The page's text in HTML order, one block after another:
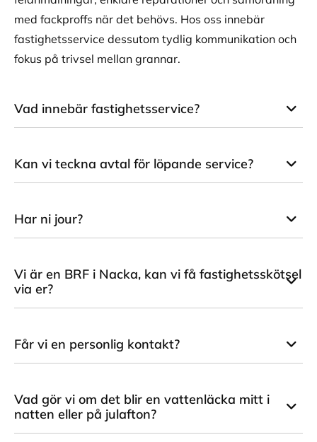
med fackproffs när det behövs. Hos oss innebär
fastighetsservice dessutom tydlig kommunikation och
fokus på trivsel mellan grannar.
Vad innebär fastighetsservice?
Kan vi teckna avtal för löpande service?
Har ni jour?
Vi är en BRF i Nacka, kan vi få fastighetsskötsel
via er?
Får vi en personlig kontakt?
Vad gör vi om det blir en vattenläcka mitt i
natten eller på julafton?